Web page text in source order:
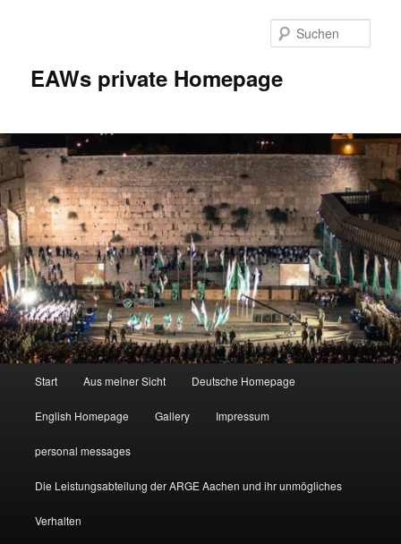
EAWs private Homepage
Start Aus meiner Sicht Deutsche Homepage
English Homepage Gallery Impressum
personal messages
Die Leistungsabteilung der ARGE Aachen und ihr unmögliches
Verhalten